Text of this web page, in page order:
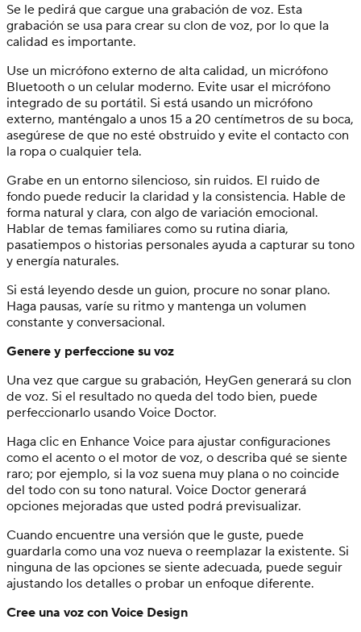
Se le pedirá que cargue una grabación de voz. Esta
grabación se usa para crear su clon de voz, por lo que la
calidad es importante.
Use un micrófono externo de alta calidad, un micrófono
Bluetooth o un celular moderno. Evite usar el micrófono
integrado de su portátil. Si está usando un micrófono
externo, manténgalo a unos 15 a 20 centímetros de su boca,
asegúrese de que no esté obstruido y evite el contacto con
la ropa o cualquier tela.
Grabe en un entorno silencioso, sin ruidos. El ruido de
fondo puede reducir la claridad y la consistencia. Hable de
forma natural y clara, con algo de variación emocional.
Hablar de temas familiares como su rutina diaria,
pasatiempos o historias personales ayuda a capturar su tono
y energía naturales.
Si está leyendo desde un guion, procure no sonar plano.
Haga pausas, varíe su ritmo y mantenga un volumen
constante y conversacional.
Genere y perfeccione su voz
Una vez que cargue su grabación, HeyGen generará su clon
de voz. Si el resultado no queda del todo bien, puede
perfeccionarlo usando Voice Doctor.
Haga clic en Enhance Voice para ajustar configuraciones
como el acento o el motor de voz, o describa qué se siente
raro; por ejemplo, si la voz suena muy plana o no coincide
del todo con su tono natural. Voice Doctor generará
opciones mejoradas que usted podrá previsualizar.
Cuando encuentre una versión que le guste, puede
guardarla como una voz nueva o reemplazar la existente. Si
ninguna de las opciones se siente adecuada, puede seguir
ajustando los detalles o probar un enfoque diferente.
Cree una voz con Voice Design